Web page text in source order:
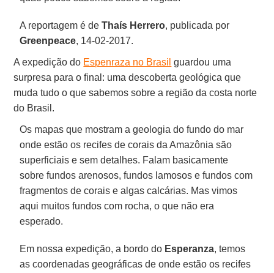
A reportagem é deThaís Herrero, publicada por
Greenpeace, 14-02-2017.
A expedição do Espenraza no Brasil guardou uma
surpresa para o final: uma descoberta geológica que
muda tudo o que sabemos sobre a região da costa norte
do Brasil.
Os mapas que mostram a geologia do fundo do mar
onde estão os recifes de corais da Amazônia são
superficiais e sem detalhes. Falam basicamente
sobre fundos arenosos, fundos lamosos e fundos com
fragmentos de corais e algas calcárias. Mas vimos
aqui muitos fundos com rocha, o que não era
esperado.
Em nossa expedição, a bordo do Esperanza, temos
as coordenadas geográficas de onde estão os recifes